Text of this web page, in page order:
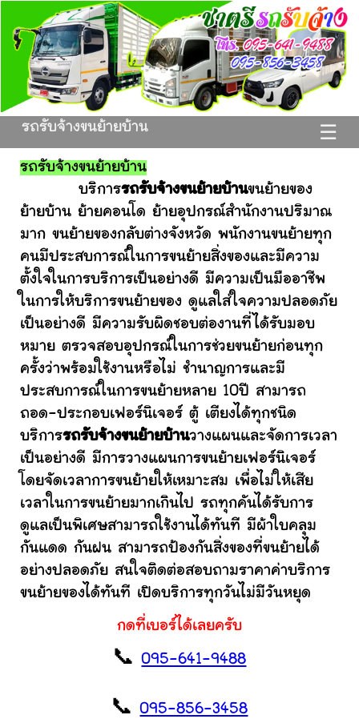
☰
รถรับจ้างขนย้ายบ้าน
รถรับจ้างขนย้ายบ้าน
บริการรถรับจ้างขนย้ายบ้านขนย้ายของ
ย้ายบ้าน ย้ายคอนโด ย้ายอุปกรณ์สำนักงานปริมาณ
มาก ขนย้ายของกลับต่างจังหวัด พนักงานขนย้ายทุก
คนมีประสบการณ์ในการขนย้ายสิ่งของและมีความ
ตั้งใจในการบริการเป็นอย่างดี มีความเป็นมืออาชีพ
ในการให้บริการขนย้ายของ ดูแลใส่ใจความปลอดภัย
เป็นอย่างดี มีความรับผิดชอบต่องานที่ได้รับมอบ
หมาย ตรวจสอบอุปกรณ์ในการช่วยขนย้ายก่อนทุก
ครั้งว่าพร้อมใช้งานหรือไม่ ชำนาญการและมี
ประสบการณ์ในการขนย้ายหลาย 10ปี สามารถ
ถอด-ประกอบเฟอร์นิเจอร์ ตู้ เตียงได้ทุกชนิด
บริการรถรับจ้างขนย้ายบ้านวางแผนและจัดการเวลา
เป็นอย่างดี มีการวางแผนการขนย้ายเฟอร์นิเจอร์
โดยจัดเวลาการขนย้ายให้เหมาะสม เพื่อไม่ให้เสีย
เวลาในการขนย้ายมากเกินไป รถทุกคันได้รับการ
ดูแลเป็นพิเศษสามารถใช้งานได้ทันที มีผ้าใบคลุม
กันแดด กันฝน สามารถป้องกันสิ่งของที่ขนย้ายได้
อย่างปลอดภัย สนใจติดต่อสอบถามราคาค่าบริการ
ขนย้ายของได้ทันที เปิดบริการทุกวันไม่มีวันหยุด
กดที่เบอร์ได้เลยครับ
📞095-641-9488
📞095-856-3458